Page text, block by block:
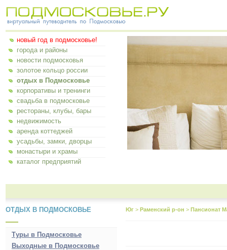
новый год в подмосковье!
города и районы
новости подмосковья
золотое кольцо россии
отдых в Подмосковье
корпоративы и тренинги
свадьба в подмосковье
рестораны, клубы, бары
недвижимость
аренда коттеджей
усадьбы, замки, дворцы
монастыри и храмы
каталог предприятий
ОТДЫХ В ПОДМОСКОВЬЕ
Туры в Подмосковье
Выходные в Подмосковье
Юг > Раменский р-он > Пансионат